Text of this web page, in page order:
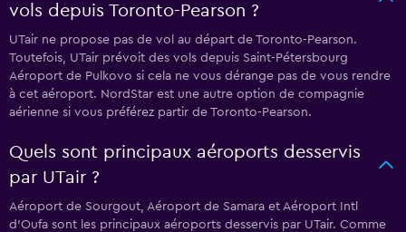
vols depuis Toronto-Pearson ?
UTair ne propose pas de vol au départ de Toronto-Pearson.
Toutefois, UTair prévoit des vols depuis Saint-Pétersbourg
Aéroport de Pulkovo si cela ne vous dérange pas de vous rendre
à cet aéroport. NordStar est une autre option de compagnie
aérienne si vous préférez partir de Toronto-Pearson.
Quels sont principaux aéroports desservis
par UTair ?
Aéroport de Sourgout, Aéroport de Samara et Aéroport Intl
d'Oufa sont les principaux aéroports desservis par UTair. Comme